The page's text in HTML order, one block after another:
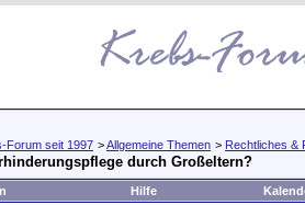
Forum seit 1997 >Allgemeine Themen > Rechtliches &
durch Großeltern?
Hilfe